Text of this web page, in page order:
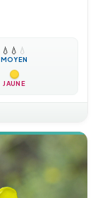
💧 💧 💧
MOYEN
JAUNE